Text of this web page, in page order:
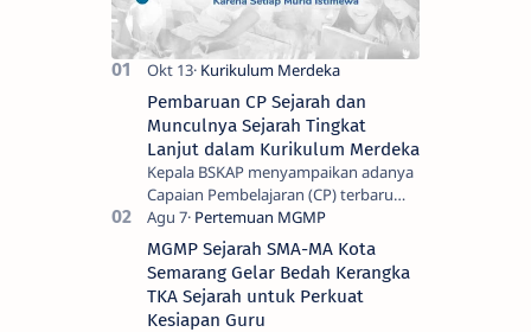
Pembaruan CP Sejarah dan
Munculnya Sejarah Tingkat
Lanjut dalam Kurikulum Merdeka
Kepala BSKAP menyampaikan adanya
Capaian Pembelajaran (CP) terbaru
sesuai keputusan Nomor
032/H/KR/2024 tentang Capaian
Pembelajaran terbaru satuan p…
MGMP Sejarah SMA-MA Kota
Semarang Gelar Bedah Kerangka
TKA Sejarah untuk Perkuat
Kesiapan Guru